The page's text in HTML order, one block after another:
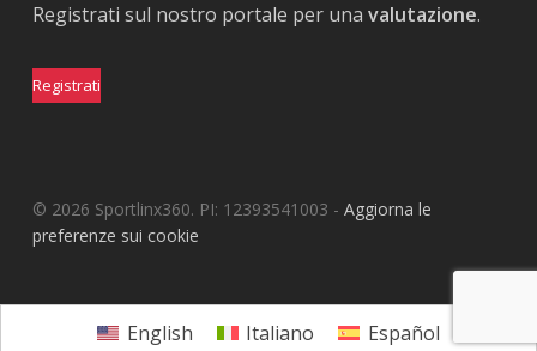
Registrati sul nostro portale per una valutazione.
Registrati
© 2026 Sportlinx360. PI: 12393541003 - Aggiorna le
preferenze sui cookie
English Italiano Español